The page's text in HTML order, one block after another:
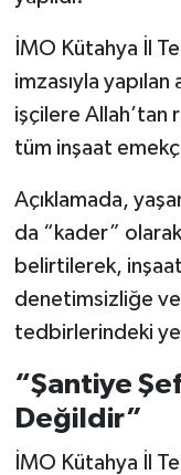
İMO Kütahya İl
imzasıyla yapılan
işçilere Allah’tan
tüm inşaat
Açıklamada,
da “kader”
belirtilerek,
denetimsizliğe ve
tedbirlerindeki
“Şantiye
Değildir”
İMO Kütahya İl